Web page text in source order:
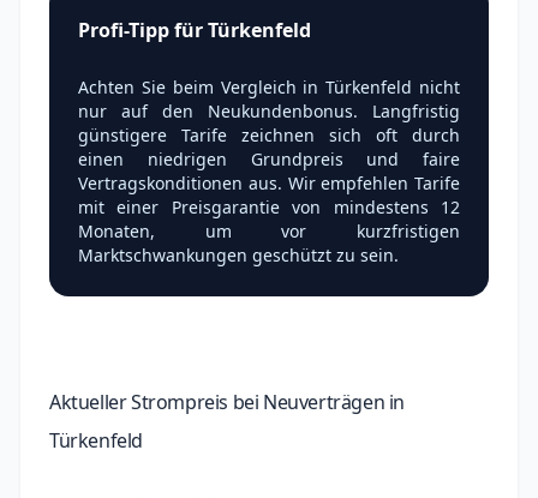
Profi-Tipp für Türkenfeld
Achten Sie beim Vergleich in Türkenfeld nicht
nur auf den Neukundenbonus. Langfristig
günstigere Tarife zeichnen sich oft durch
einen niedrigen Grundpreis und faire
Vertragskonditionen aus. Wir empfehlen Tarife
mit einer Preisgarantie von mindestens 12
Monaten, um vor kurzfristigen
Marktschwankungen geschützt zu sein.
Aktueller Strompreis bei Neuverträgen in
Türkenfeld